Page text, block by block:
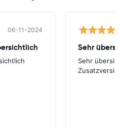
06-11-2024
Sehr